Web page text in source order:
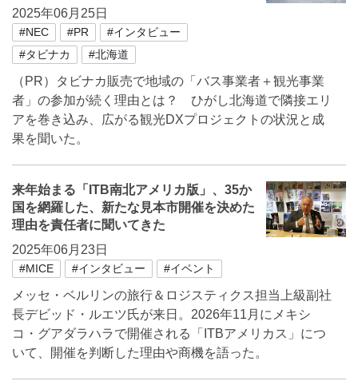
2025年06月25日
#NEC #PR
#インタビュー
#タビナカ
#北海道
（PR）タビナカ販売で地域の「バス事業者＋観光事業
者」の参加が続く理由とは？ ひがし北海道で隣接エリ
アを巻き込み、広がる観光DXプロジェクトの状況と成
果を聞いた。
来年始まる「ITB南北アメリカ版」、35か
国を網羅した、新たな見本市開催を決めた
理由を責任者に聞いてきた
2025年06月23日
#MICE #インタビュー #イベント
メッセ・ベルリンの旅行＆ロジスティクス担当上級副社
長デビッド・ルエツ氏が来日。2026年11月にメキシ
コ・グアダラハラで開催される「ITBアメリカス」につ
いて、開催を判断した理由や商機を語った。